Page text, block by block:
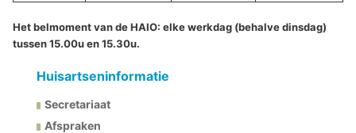
Het belmoment van de HAIO: elke werkdag (behalve dinsdag)
tussen 15.00u en 15.30u.
Huisartseninformatie
Secretariaat
Afspraken